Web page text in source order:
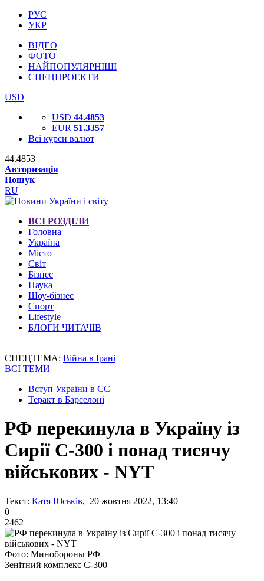
РУС
УКР
ВІДЕО
ФОТО
НАЙПОПУЛЯРНІШІ
СПЕЦПРОЕКТИ
USD
USD 44.4853
EUR 51.3357
Всі курси валют
44.4853
Авторизація
Пошук
RU
ВСІ РОЗДІЛИ
Головна
Україна
Місто
Світ
Бізнес
Наука
Шоу-бізнес
Спорт
Lifestyle
БЛОГИ ЧИТАЧІВ
СПЕЦТЕМА: Війна в Ірані
ВСІ ТЕМИ
Вступ України в ЄС
Теракт в Барселоні
РФ перекинула в Україну із
Сирії С-300 і понад тисячу
військових - NYT
Текст: Катя Юськів, 20 жовтня 2022, 13:40
0
2462
Фото: Минобороны РФ
Зенітний комплекс С-300